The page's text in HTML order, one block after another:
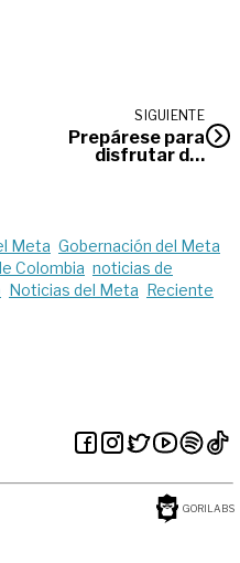
SIGUIENTE
Prepárese para
disfrutar del
Meta Gobernación del Meta
Colombia noticias de
Noticias del Meta Reciente
GORILABS